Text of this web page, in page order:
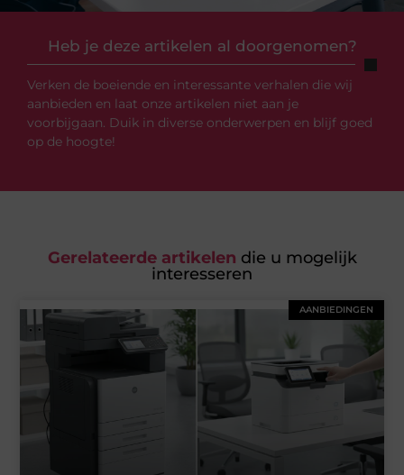
Heb je deze artikelen al doorgenomen?
Verken de boeiende en interessante verhalen die wij
aanbieden en laat onze artikelen niet aan je
voorbijgaan. Duik in diverse onderwerpen en blijf goed
op de hoogte!
Gerelateerde artikelen die u mogelijk
interesseren
AANBIEDINGEN